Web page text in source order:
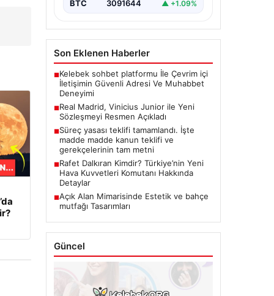
BTC 3091644 ▲ +1.09%
Son Eklenen Haberler
■Kelebek sohbet platformu İle Çevrim içi
İletişimin Güvenli Adresi Ve Muhabbet
Deneyimi
■Real Madrid, Vinicius Junior ile Yeni
Sözleşmeyi Resmen Açıkladı
■Süreç yasası teklifi tamamlandı. İşte
madde madde kanun teklifi ve
gerekçelerinin tam metni
■Rafet Dalkıran Kimdir? Türkiye’nin Yeni
Hava Kuvvetleri Komutanı Hakkında
Detaylar
■Açık Alan Mimarisinde Estetik ve bahçe
mutfağı Tasarımları
Güncel